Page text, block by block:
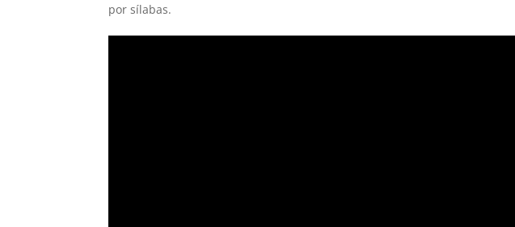
por sílabas.